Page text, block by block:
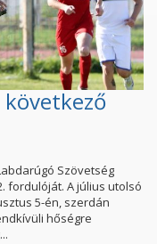
következő
Szövetség
fordulóját. A július utolsó
5-én, szerdán
hőségre